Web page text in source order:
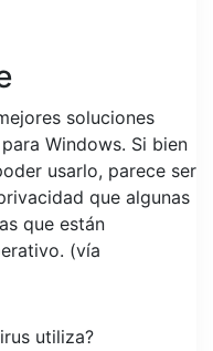
soluciones
Windows. Si bien
usarlo, parece ser
que algunas
que están
(vía
utiliza?